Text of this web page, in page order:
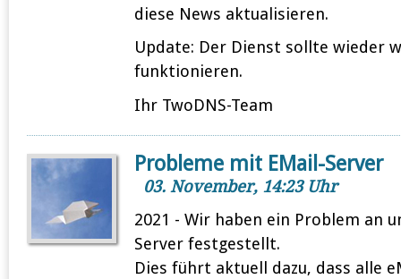
diese News aktualisieren.
Update: Der Dienst sollte wieder
funktionieren.
Ihr TwoDNS-Team
Probleme mit EMail-Server
03. November, 14:23 Uhr
2021 - Wir haben ein Problem an
Server festgestellt.
Dies führt aktuell dazu, dass alle